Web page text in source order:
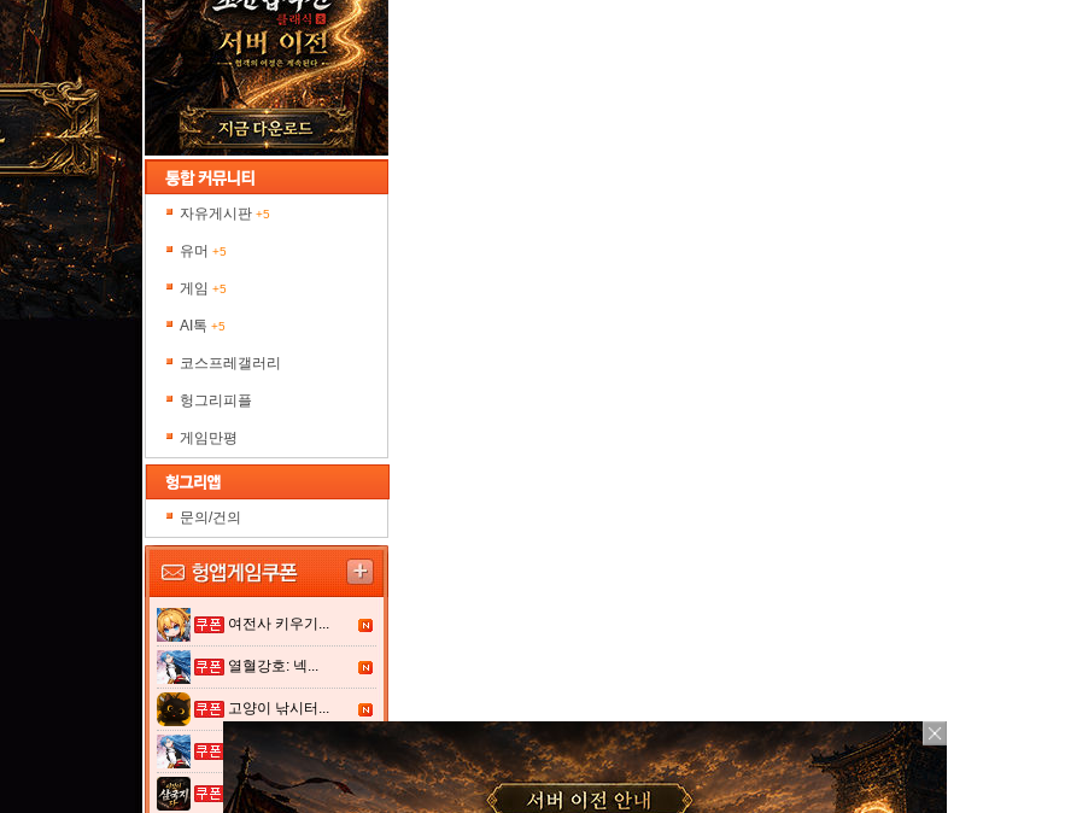
자유게시판 +5
유머 +5
게임 +5
AI톡 +5
코스프레갤러리
헝그리피플
게임만평
문의/건의
여전사 키우기...
열혈강호: 넥...
고양이 낚시터...
열혈강호: 넥...
이것이 삼국지...